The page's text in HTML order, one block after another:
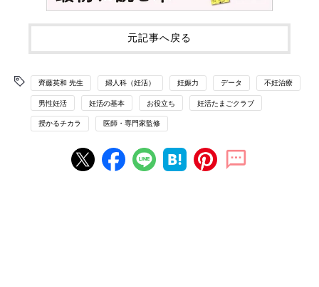
元記事へ戻る
齊藤英和 先生 婦人科（妊活） 妊娠力 データ 不妊治療
男性妊活 妊活の基本 お役立ち 妊活たまごクラブ
授かるチカラ 医師・専門家監修